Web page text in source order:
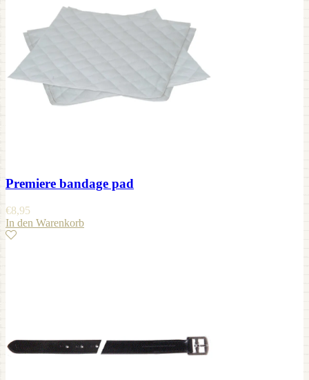
Premiere bandage pad
€8,95
In den Warenkorb